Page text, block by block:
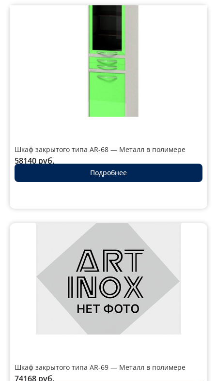
Шкаф закрытого типа AR-68 — Металл в полимере
58140 руб.
Подробнее
Шкаф закрытого типа AR-69 — Металл в полимере
74168 руб.